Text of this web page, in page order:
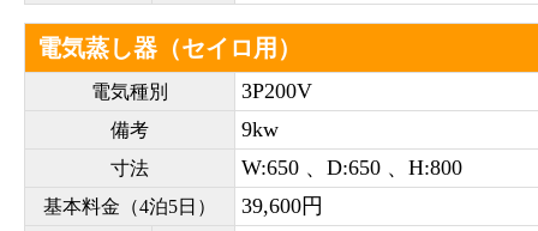
電気蒸し器（セイロ用）
電気種別 3P200V
備考 9kw
寸法 W:650 、D:650 、H:800
基本料金（4泊5日） 39,600円